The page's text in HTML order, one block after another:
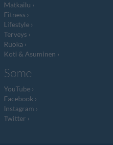
Matkailu
Fitness
Lifestyle
Terveys
Ruoka
Koti & Asuminen
Some
YouTube
Facebook
Instagram
Twitter